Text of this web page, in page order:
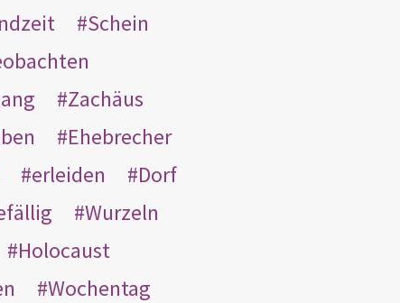
Schein
Zachäus
Ehebrecher
erleiden
Dorf
Wurzeln
Holocaust
Wochentag